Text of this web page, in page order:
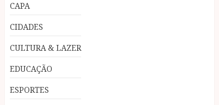
CAPA
CIDADES
CULTURA & LAZER
EDUCAÇÃO
ESPORTES